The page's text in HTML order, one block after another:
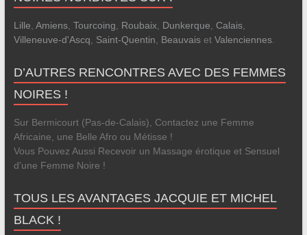
Lille Amiens, Tourcoing Roubaix, Dunkerque Calais,
Villeneuve-d'Ascq
Saint-Quentin Beauvaiset Valenciennes.
D’AUTRES RENCONTRES AVEC DES FEMMES
NOIRES !
Sur Bermicourt (Pas-de-Calais), Contactez une Femme
Africaine, une Belle Afro ou Métisse !
Vous Pouvez Aussi Recevoir un Massage érotique et Sensuel
d'une Femme Noire !
TOUS LES AVANTAGES JACQUIE ET MICHEL
BLACK !